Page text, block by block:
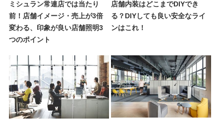
ミシュラン常連店では当たり
前！店舗イメージ・売上が3倍
変わる、印象が良い店舗照明3
つのポイント
店舗内装はどこまでDIYでき
る？DIYしても良い安全なライ
ンはこれ！